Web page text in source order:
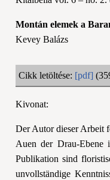
Montán elemek a
Kevey Balázs
Cikk letöltése: [pdf]
Kivonat:
Der Autor dieser Arbeit
Auen der Drau-Ebene
Publikation sind floris
unvollständige